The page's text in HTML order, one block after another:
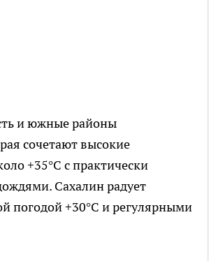
и южные районы
сочетают высокие
+35°C с практически
Сахалин радует
погодой +30°C и регулярными